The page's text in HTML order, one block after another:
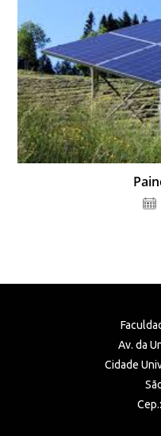
Av. da
Cidade